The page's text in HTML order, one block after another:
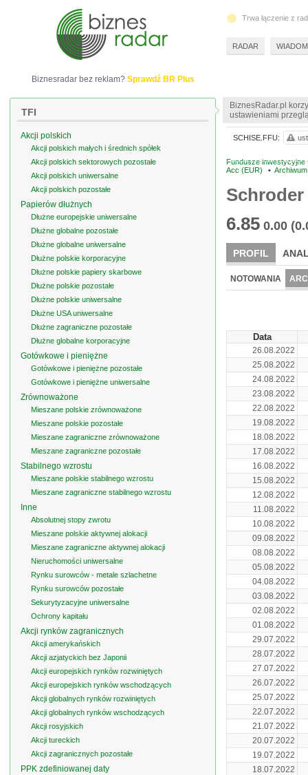
BiznesRadar.pl
ustawieniami
Fundusze inwestycyjne
Acc (EUR)
•
Schroder
6.85 0.00
PROFIL
NOTOWANIA
Data
26.08.2022
25.08.2022
24.08.2022
23.08.2022
22.08.2022
19.08.2022
18.08.2022
17.08.2022
16.08.2022
15.08.2022
12.08.2022
11.08.2022
10.08.2022
09.08.2022
08.08.2022
05.08.2022
04.08.2022
03.08.2022
02.08.2022
01.08.2022
29.07.2022
28.07.2022
27.07.2022
26.07.2022
25.07.2022
22.07.2022
21.07.2022
20.07.2022
19.07.2022
18.07.2022
SCHISE.FFU:
Biznesradar bez reklam? Sprawdź BR Plus
TFI
Akcji polskich
Akcji polskich małych i średnich spółek
Akcji polskich sektorowych pozostałe
Akcji polskich uniwersalne
Akcji polskich pozostałe
Papierów dłużnych
Dłużne europejskie uniwersalne
Dłużne globalne pozostałe
Dłużne globalne uniwersalne
Dłużne polskie korporacyjne
Dłużne polskie papiery skarbowe
Dłużne polskie pozostałe
Dłużne polskie uniwersalne
Dłużne USA uniwersalne
Dłużne zagraniczne pozostałe
Dłużne globalne korporacyjne
Gotówkowe i pieniężne
Gotówkowe i pieniężne pozostałe
Gotówkowe i pieniężne uniwersalne
Zrównoważone
Mieszane polskie zrównoważone
Mieszane polskie pozostałe
Mieszane zagraniczne zrównoważone
Mieszane zagraniczne pozostałe
Stabilnego wzrostu
Mieszane polskie stabilnego wzrostu
Mieszane zagraniczne stabilnego wzrostu
Inne
Absolutnej stopy zwrotu
Mieszane polskie aktywnej alokacji
Mieszane zagraniczne aktywnej alokacji
Nieruchomości uniwersalne
Rynku surowców - metale szlachetne
Rynku surowców pozostałe
Sekurytyzacyjne uniwersalne
Ochrony kapitału
Akcji rynków zagranicznych
Akcji amerykańskich
Akcji azjatyckich bez Japonii
Akcji europejskich rynków rozwiniętych
Akcji europejskich rynków wschodzących
Akcji globalnych rynków rozwiniętych
Akcji globalnych rynków wschodzących
Akcji rosyjskich
Akcji tureckich
Akcji zagranicznych pozostałe
PPK zdefiniowanej daty
Trwa łączenie z
RADAR